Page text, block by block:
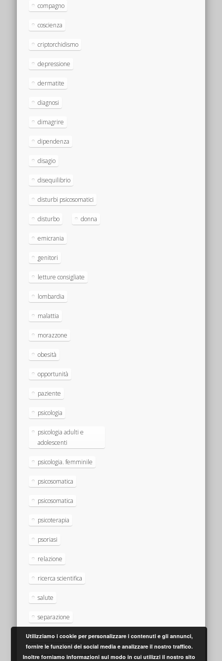
compagno
coscienza
criptorchidismo
depressione
dermatite
diagnosi
dimagrire
dipendenza
disagio
disequilibrio
disturbi psicosomatici
disturbo donna
emicrania
genitori
letture consigliate
lombardia
malattia
morazzone
obesità
opportunità
paziente
psicologia
psicologia adulti e
adolescenti
psicologia. femminile
psicosomatica
psicosomatica
psicoterapia
psoriasi
relazione
ricerca scientifica
salute
separazione
storia personale
vaginite vivere
Utilizziamo i cookie per personalizzare i contenuti e gli annunci,
fornire le funzioni dei social media e analizzare il nostro traffico.
Inoltre forniamo informazioni sul modo in cui utilizzi il nostro sito